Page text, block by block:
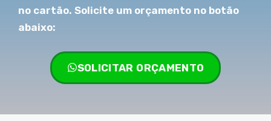
no cartão. Solicite um orçamento no botão
abaixo:
SOLICITAR ORÇAMENTO